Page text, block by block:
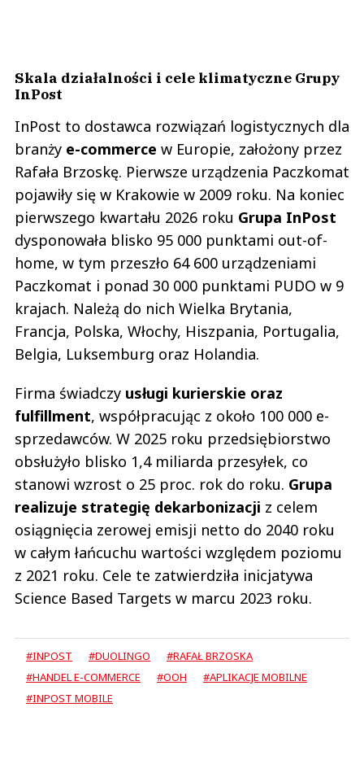
Skala działalności i cele klimatyczne Grupy
InPost
InPost to dostawca rozwiązań logistycznych dla
branży e-commerce w Europie, założony przez
Rafała Brzoskę. Pierwsze urządzenia Paczkomat
pojawiły się w Krakowie w 2009 roku. Na koniec
pierwszego kwartału 2026 roku Grupa InPost
dysponowała blisko 95 000 punktami out-of-
home, w tym przeszło 64 600 urządzeniami
Paczkomat i ponad 30 000 punktami PUDO w 9
krajach. Należą do nich Wielka Brytania,
Francja, Polska, Włochy, Hiszpania, Portugalia,
Belgia, Luksemburg oraz Holandia.
Firma świadczy usługi kurierskie oraz
fulfillment, współpracując z około 100 000 e-
sprzedawców. W 2025 roku przedsiębiorstwo
obsłużyło blisko 1,4 miliarda przesyłek, co
stanowi wzrost o 25 proc. rok do roku. Grupa
realizuje strategię dekarbonizacji z celem
osiągnięcia zerowej emisji netto do 2040 roku
w całym łańcuchu wartości względem poziomu
z 2021 roku. Cele te zatwierdziła inicjatywa
Science Based Targets w marcu 2023 roku.
#INPOST #DUOLINGO
#RAFAŁ BRZOSKA
#HANDEL E-COMMERCE
#OOH
#APLIKACJE MOBILNE
#INPOST MOBILE